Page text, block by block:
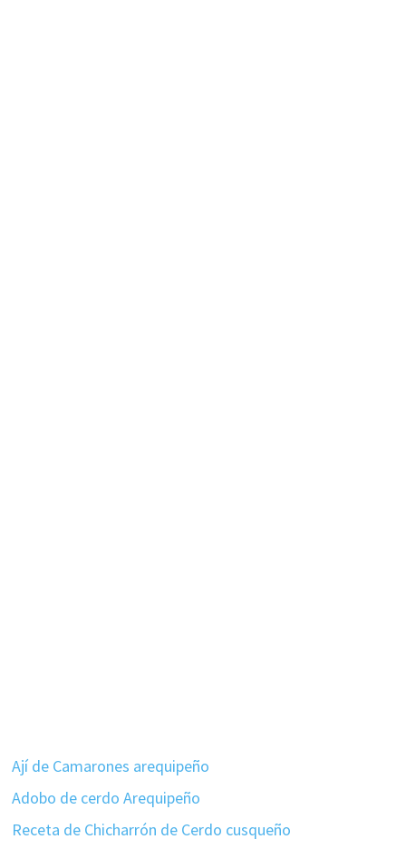
Ají de Camarones arequipeño
Adobo de cerdo Arequipeño
Receta de Chicharrón de Cerdo cusqueño